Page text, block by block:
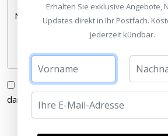
Nachricht *
Ich habe dieDatenschutzerklärung
damit einverstanden.
Erhalten Sie exklusive Angebote,
Updates direkt in Ihr Postfach.
jederzeit kündbar.